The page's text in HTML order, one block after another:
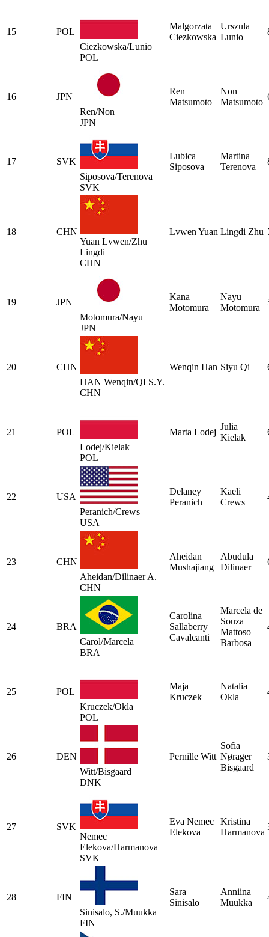
15
POL
Ciezkowska/Lunio
POL
Malgorzata
Ciezkowska
Urszula
Lunio
16
JPN
Ren/Non
JPN
Ren
Matsumoto
Non
Matsumoto
17
SVK
Siposova/Terenova
SVK
Lubica
Siposova
Martina
Terenova
18
CHN
Yuan Lvwen/Zhu
Lingdi
CHN
Lvwen Yuan Lingdi Zhu
19
JPN
Motomura/Nayu
JPN
Kana
Motomura
Nayu
Motomura
20
CHN
HAN Wenqin/QI S.Y.
CHN
Wenqin Han Siyu Qi
21
POL
Lodej/Kielak
POL
Marta Lodej
Julia
Kielak
22
USA
Peranich/Crews
USA
Delaney
Peranich
Kaeli
Crews
23
CHN
Aheidan/Dilinaer A.
CHN
Aheidan
Mushajiang
Abudula
Dilinaer
24
BRA
Carol/Marcela
BRA
Carolina
Sallaberry
Cavalcanti
Marcela de
Souza
Mattoso
Barbosa
25
POL
Kruczek/Okla
POL
Maja
Kruczek
Natalia
Okla
26
DEN
Witt/Bisgaard
DNK
Pernille Witt
Sofia
Nørager
Bisgaard
27
SVK
Nemec
Elekova/Harmanova
SVK
Eva Nemec
Elekova
Kristina
Harmanova
28
FIN
Sinisalo, S./Muukka
FIN
Sara
Sinisalo
Anniina
Muukka